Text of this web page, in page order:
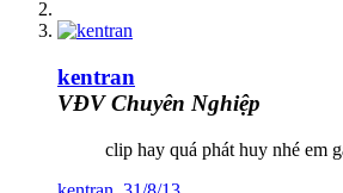
kentran
VĐV Chuyên Nghiệp
clip hay quá phát huy nhé em